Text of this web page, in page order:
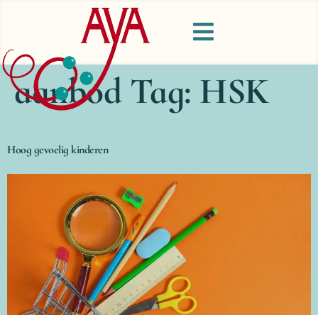
aanbod Tag: HSK
Hoog gevoelig kinderen